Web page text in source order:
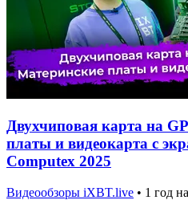
Двухчиповая карта на
платы и видеокарта с
Computex 2025
Видеообзоры iXBT.live • 1 год